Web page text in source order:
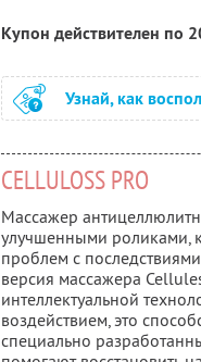
Купон действителен по
Узнай, как
CELLULOSS PRO
Массажер
улучшенными роликами,
проблем с
версия массажера
интеллектуальной
воздействием, это
специально